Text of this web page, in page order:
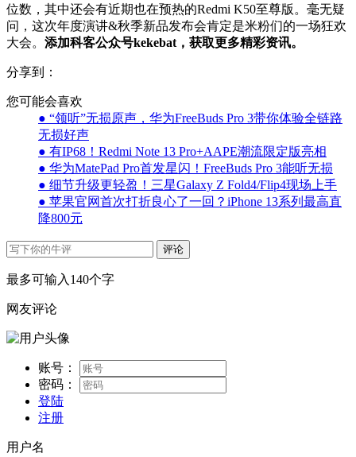
位数，其中还会有近期也在预热的Redmi K50至尊版。毫无疑
问，这次年度演讲&秋季新品发布会肯定是米粉们的一场狂欢
大会。 添加科客公众号kekebat，获取更多精彩资讯。
分享到：
您可能会喜欢
● “领听”无损原声，华为FreeBuds Pro 3带你体验全链路
无损好声
● 有IP68！Redmi Note 13 Pro+AAPE潮流限定版亮相
● 华为MatePad Pro首发星闪！FreeBuds Pro 3能听无损
● 细节升级更轻盈！三星Galaxy Z Fold4/Flip4现场上手
● 苹果官网首次打折良心了一回？iPhone 13系列最高直
降800元
评论
最多可输入140个字
网友评论
账号：
密码：
登陆
注册
用户名